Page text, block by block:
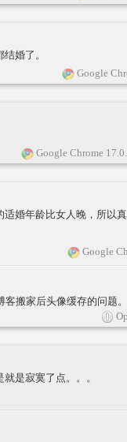
婚了。
Google
Google Chrome
婚年龄比女人晚，所以
Google
客搬家后头像缓存的问题。
是寂寞了点。。。